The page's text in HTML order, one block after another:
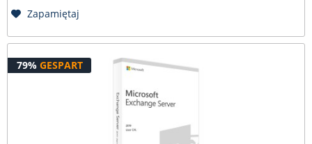
Zapamiętaj
79% GESPART